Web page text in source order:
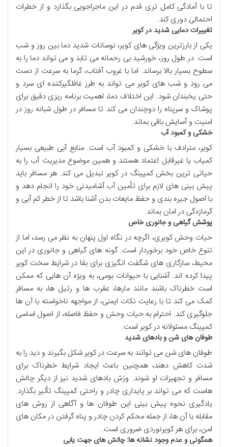
تا با آمادگی کامل تری قدم در این ماجراجویی بگذارد و از خطرات
احتمالی دوری کند.
تغییرات دمایی شدید در کویر
یکی از بارزترین ویژگی های کویر، نوسانات شدید دما بین روز و شب
است. در طول روز، خورشید بی رحمانه می تابد و می تواند دما را به
سطوح بسیار بالا برساند. اما با غروب آفتاب، گرما به سرعت از دست
می رود و شب های کویر می تواند به طرز غافلگیرکننده ای سرد و
حتی یخبندان شود. این اختلاف دما، اهمیت برنامه ریزی دقیق برای
پوشاک و سرپناه را دوچندان می کند تا مسافر در طول شبانه روز در
امنیت و آسایش باقی بماند.
خشکی و کمبود آب
کویر، مترادف با خشکی و کمبود آب است. منابع آبی طبیعی بسیار
کمیاب یا غیرقابل اعتماد هستند و همین موضوع مدیریت آب را به
حیاتی ترین بخش کمپینگ در کویر تبدیل می کند. هر مسافر باید
پیش بینی های لازم برای تأمین آب آشامیدنی خود را انجام دهد و
با اصول جیره بندی و حفظ مایعات بدن آشنا باشد تا از خطر کم آبی و
گرمازدگی در امان بماند.
پوشش گیاهی و جانوری خاص
حیات وحش کویری، اگرچه در نگاه اول پنهان به نظر می رسد، اما از
تنوع خاص خود برخوردار است. گونه های گیاهی و جانوری در این
محیط، سازگاری های شگفت انگیزی برای بقا در شرایط سخت کویر
پیدا کرده اند. آشنایی با حیوانات بومی، به ویژه آن هایی که ممکن
است خطرناک باشند مانند مارها، عقرب ها و رتیل ها، به مسافر
کمک می کند تا با رعایت نکات ایمنی، از مواجهه ناخواسته با آن ها
جلوگیری کند. احترام به حیات وحش و حفظ فاصله، از اصول اساسی
کمپینگ مسئولانه در کویر است.
طوفان های شن و بادهای شدید
طوفان های شن می توانند به سرعت در کویر شکل بگیرند و دید را به
شدت کاهش دهند، همچنین باعث ایجاد شرایط خطرناک برای
مسافر و تجهیزات او شوند. وزش بادهای شدید نیز از دیگر چالش
هاست که می تواند بر پایداری چادر و راحتی کمپینگ تأثیر بگذارد.
یادگیری نحوه پیش بینی این طوفان ها و آگاهی از روش های
مقابله با آن ها، از جمله محکم کردن چادر و پناه گرفتن در مکان های
امن، برای هر کویرنوردی ضروری است.
همگونی و عدم وجود نشانه ها: چالش های جهت یابی